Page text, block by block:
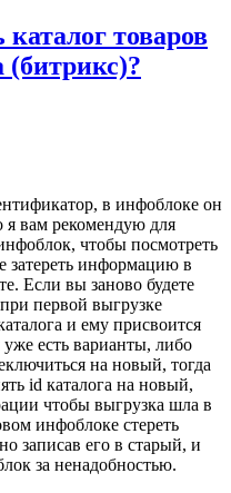
товаров
в инфоблоке он
я вам рекомендую для
чтобы посмотреть
затереть информацию в
Если вы заново будете
первой выгрузке
и ему присвоится
есть варианты, либо
на новый, тогда
id каталога на новый,
чтобы выгрузка шла в
инфоблоке стереть
записав его в старый, и
за ненадобностью.